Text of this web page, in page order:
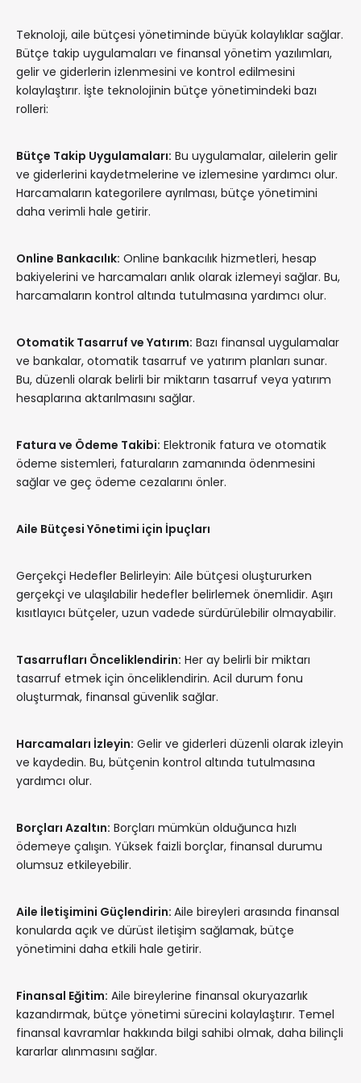
Teknoloji, aile bütçesi yönetiminde büyük kolaylıklar sağlar.
Bütçe takip uygulamaları ve finansal yönetim yazılımları,
gelir ve giderlerin izlenmesini ve kontrol edilmesini
kolaylaştırır. İşte teknolojinin bütçe yönetimindeki bazı
rolleri:
Bütçe Takip Uygulamaları: Bu uygulamalar, ailelerin gelir
ve giderlerini kaydetmelerine ve izlemesine yardımcı olur.
Harcamaların kategorilere ayrılması, bütçe yönetimini
daha verimli hale getirir.
Online Bankacılık: Online bankacılık hizmetleri, hesap
bakiyelerini ve harcamaları anlık olarak izlemeyi sağlar. Bu,
harcamaların kontrol altında tutulmasına yardımcı olur.
Otomatik Tasarruf ve Yatırım: Bazı finansal uygulamalar
ve bankalar, otomatik tasarruf ve yatırım planları sunar.
Bu, düzenli olarak belirli bir miktarın tasarruf veya yatırım
hesaplarına aktarılmasını sağlar.
Fatura ve Ödeme Takibi: Elektronik fatura ve otomatik
ödeme sistemleri, faturaların zamanında ödenmesini
sağlar ve geç ödeme cezalarını önler.
Aile Bütçesi Yönetimi için İpuçları
Gerçekçi Hedefler Belirleyin: Aile bütçesi oluştururken
gerçekçi ve ulaşılabilir hedefler belirlemek önemlidir. Aşırı
kısıtlayıcı bütçeler, uzun vadede sürdürülebilir olmayabilir.
Tasarrufları Önceliklendirin: Her ay belirli bir miktarı
tasarruf etmek için önceliklendirin. Acil durum fonu
oluşturmak, finansal güvenlik sağlar.
Harcamaları İzleyin: Gelir ve giderleri düzenli olarak izleyin
ve kaydedin. Bu, bütçenin kontrol altında tutulmasına
yardımcı olur.
Borçları Azaltın: Borçları mümkün olduğunca hızlı
ödemeye çalışın. Yüksek faizli borçlar, finansal durumu
olumsuz etkileyebilir.
Aile İletişimini Güçlendirin: Aile bireyleri arasında finansal
konularda açık ve dürüst iletişim sağlamak, bütçe
yönetimini daha etkili hale getirir.
Finansal Eğitim: Aile bireylerine finansal okuryazarlık
kazandırmak, bütçe yönetimi sürecini kolaylaştırır. Temel
finansal kavramlar hakkında bilgi sahibi olmak, daha bilinçli
kararlar alınmasını sağlar.